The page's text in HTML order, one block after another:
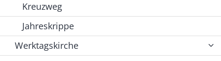
Kreuzweg
Jahreskrippe
Werktagskirche